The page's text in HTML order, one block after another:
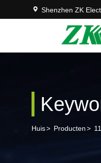
Shenzhen ZK
Huis> Producten>